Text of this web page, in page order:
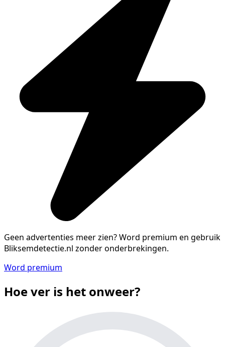
Geen advertenties meer zien?Word premium en gebruik
Bliksemdetectie.nl zonder onderbrekingen.
Word premium
Hoe ver is het onweer?